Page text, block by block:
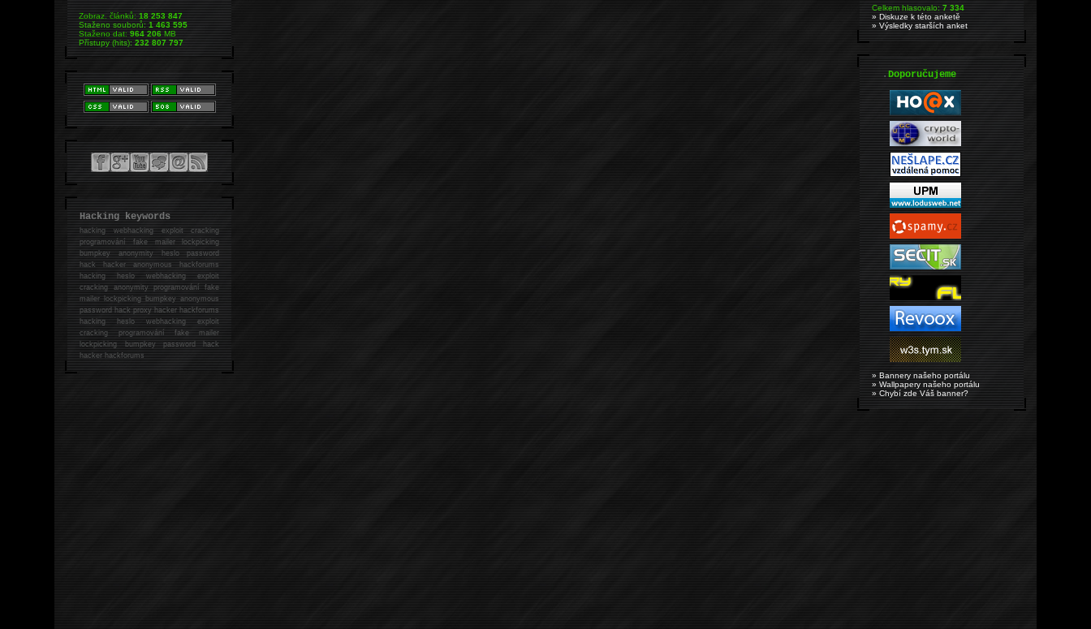
Zobraz. článků:18 253 847
Staženo souborů:1 463 595
Staženo dat:964 206MB
Přístupy (hits):232 807 797
Hacking keywords
hackingwebhacking exploit cracking
programování fake mailer lockpicking
bumpkey anonymity heslo password
hackhacker anonymous hackforums
hackingheslo webhacking exploit
cracking anonymity programování fake
mailer lockpicking bumpkey anonymous
password hack proxy hacker hackforums
hacking heslo webhacking exploit
cracking programování fake mailer
lockpicking bumpkey password hack
hackerhackforums
Celkem hlasovalo:7 334
» Diskuze k této anketě
» Výsledky starších anket
.Doporučujeme
» Bannery našeho portálu
» Wallpapery našeho portálu
» Chybí zde Váš banner?